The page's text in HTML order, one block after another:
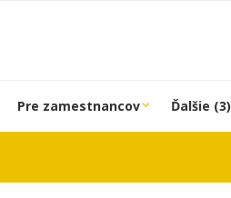
Pre zamestnancov Ďalšie (3)